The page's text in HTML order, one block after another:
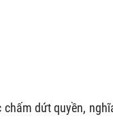
dứt quyền,